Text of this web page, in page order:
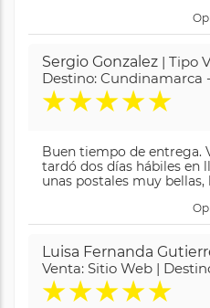
Sergio Gonzalez | Tipo
Destino: Cundinamarca
★★★★★
Buen tiempo de entrega.
tardó dos días hábiles en
unas postales muy bellas,
Luisa Fernanda
Venta: Sitio Web |
★★★★★